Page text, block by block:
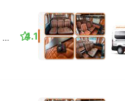
VIP 4.1